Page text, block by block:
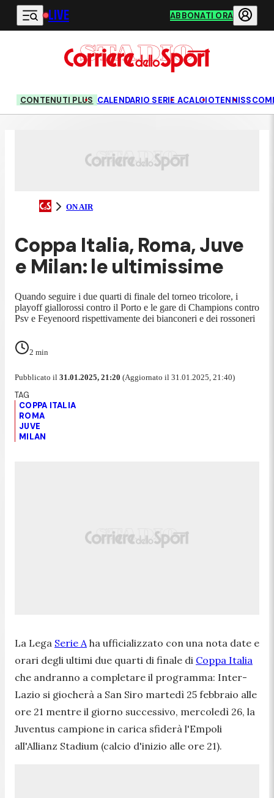
Vai al contenuto principale
LIVE ABBONATI ORA
CONTENUTI PLUS CALENDARIO SERIE ACALCIOTENNIS
ON AIR
Coppa Italia, Roma, Juve
e Milan: le ultimissime
Quando seguire i due quarti di finale del torneo tricolore, i
playoff giallorossi contro il Porto e le gare di Champions contro
Psv e Feyenoord rispettivamente dei bianconeri e dei rossoneri
2 min
Pubblicato il 31.01.2025, 21:20 (Aggiornato il 31.01.2025, 21:40)
COPPA ITALIA
ROMA
JUVE
MILAN
La Lega Serie A ha ufficializzato con una nota date e
orari degli ultimi due quarti di finale di Coppa Italia
che andranno a completare il programma: Inter-
Lazio si giocherà a San Siro martedì 25 febbraio alle
ore 21 mentre il giorno successivo, mercoledì 26, la
Juventus campione in carica sfiderà l'Empoli
all'Allianz Stadium (calcio d'inizio alle ore 21).